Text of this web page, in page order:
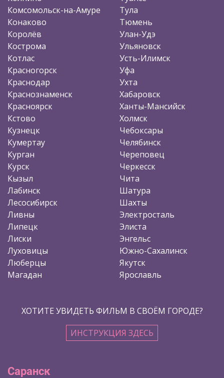
Комсомольск-на-Амуре
Конаково
Королёв
Кострома
Котлас
Красногорск
Краснодар
Краснознаменск
Красноярск
Кстово
Кузнецк
Кумертау
Курган
Курск
Кызыл
Лабинск
Лесосибирск
Ливны
Липецк
Лиски
Луховицы
Люберцы
Магадан
Тула
Тюмень
Улан-Удэ
Ульяновск
Усть-Илимск
Уфа
Ухта
Хабаровск
Ханты-Мансийск
Холмск
Чебоксары
Челябинск
Череповец
Черкесск
Чита
Шатура
Шахты
Электросталь
Элиста
Энгельс
Южно-Сахалинск
Якутск
Ярославль
ХОТИТЕ УВИДЕТЬ ФИЛЬМ В СВОЁМ ГОРОДЕ?
ИНСТРУКЦИЯ ЗДЕСЬ
Саранск